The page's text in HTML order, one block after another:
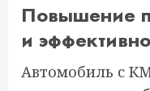
Повышение
и
Автомобиль с